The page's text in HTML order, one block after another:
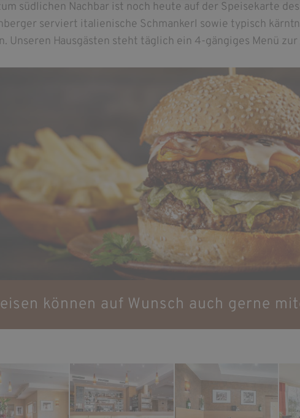
südlichen Nachbar ist noch heute auf der Speisekarte
serviert italienische Schmankerl sowie typisch
Unseren Hausgästen steht täglich ein 4-gängiges Menü zur
können auf Wunsch auch gerne